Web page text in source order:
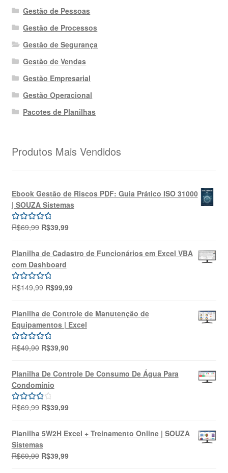
Gestão de Pessoas
Gestão de Processos
Gestão de Segurança
Gestão de Vendas
Gestão Empresarial
Gestão Operacional
Pacotes de Planilhas
Produtos Mais Vendidos
Ebook Gestão de Riscos PDF: Guia Prático ISO 31000
| SOUZA Sistemas
Avaliação
R$69,99 O
original
era:
R$69,99.
R$39,99O
atual
é:
Planilha de Cadastro de Funcionários em Excel VBA
com Dashboard
Avaliação
R$149,99 O
original
era:
R$149,99.
R$99,99O
atual
é:
R$99,99.
Planilha de Controle de Manutenção de
Equipamentos | Excel
Avaliação
R$49,90 O
original
era:
R$49,90.
R$39,90O
atual
é:
Planilha De Controle De Consumo De Água Para
Condomínio
Avaliação
R$69,99 O
original
era:
R$69,99.
R$39,99O
atual
é:
R$39,99.
Planilha 5W2H Excel + Treinamento Online | SOUZA
Sistemas
R$69,99 O
R$39,99O